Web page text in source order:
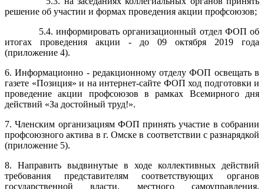
решение об участии и формах проведения акции профсоюзов;
5.4. информировать организационный отдел ФОП об
итогах проведения акции - до 09 октября 2019 года
(приложение 4).
6. Информационно - редакционному отделу ФОП освещать в
газете «Позиция» и на интернет-сайте ФОП ход подготовки и
проведение акции профсоюзов в рамках Всемирного дня
действий «За достойный труд!».
7. Членским организациям ФОП принять участие в собрании
профсоюзного актива в г. Омске в соответствии с разнарядкой
(приложение 5).
8. Направить выдвинутые в ходе коллективных действий
требования представителям соответствующих органов
государственной власти, местного самоуправления,